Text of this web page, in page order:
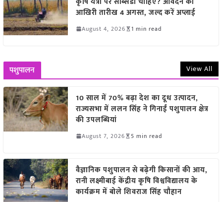
आखिरी तारीख 4 अगस्त, जल्द करें अप्लाई
August 4, 2026 1 min read
पशुपालन View All
10 साल में 70% बढ़ा देश का दूध उत्पादन,
राज्यसभा में ललन सिंह ने गिनाईं पशुपालन क्षेत्र
की उपलब्धियां
August 7, 2026 5 min read
वैज्ञानिक पशुपालन से बढ़ेगी किसानों की आय,
रानी लक्ष्मीबाई केंद्रीय कृषि विश्वविद्यालय के
कार्यक्रम में बोले शिवराज सिंह चौहान